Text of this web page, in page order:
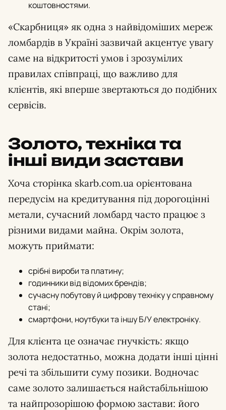
коштовностями.
«Скарбниця» як одна з найвідоміших мереж
ломбардів в Україні зазвичай акцентує увагу
саме на відкритості умов і зрозумілих
правилах співпраці, що важливо для
клієнтів, які вперше звертаються до подібних
сервісів.
Золото, техніка та
інші види застави
Хоча сторінка skarb.com.ua орієнтована
передусім на кредитування під дорогоцінні
метали, сучасний ломбард часто працює з
різними видами майна. Окрім золота,
можуть приймати:
срібні вироби та платину;
годинники від відомих брендів;
сучасну побутову й цифрову техніку у справному
стані;
смартфони, ноутбуки та іншу Б/У електроніку.
Для клієнта це означає гнучкість: якщо
золота недостатньо, можна додати інші цінні
речі та збільшити суму позики. Водночас
саме золото залишається найстабільнішою
та найпрозорішою формою застави: його